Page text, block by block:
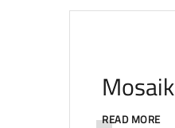
Mosaik
READ MORE